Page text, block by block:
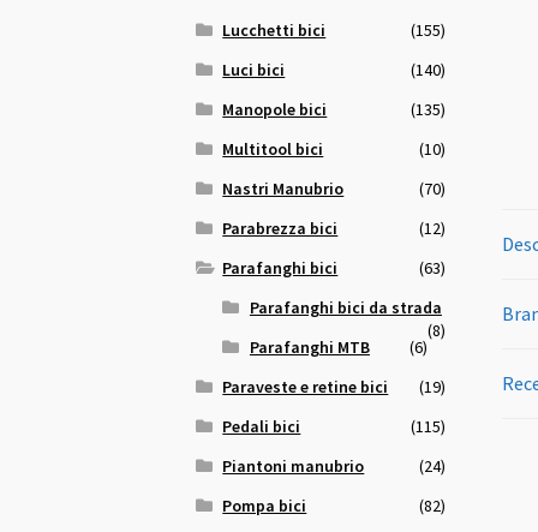
Lucchetti bici
(155)
Luci bici
(140)
Manopole bici
(135)
Multitool bici
(10)
Nastri Manubrio
(70)
Parabrezza bici
(12)
Parafanghi bici
(63)
Parafanghi bici da strada
(8)
Parafanghi MTB
(6)
Paraveste e retine bici
(19)
Pedali bici
(115)
Piantoni manubrio
(24)
Pompa bici
(82)